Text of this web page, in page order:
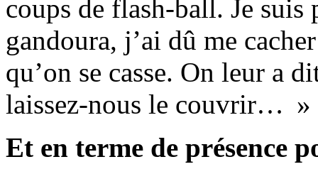
coups de flash-ball. Je suis
gandoura, j’ai dû me
qu’on se casse. On leur a
laissez-nous le couvrir… »
Et en terme de présence